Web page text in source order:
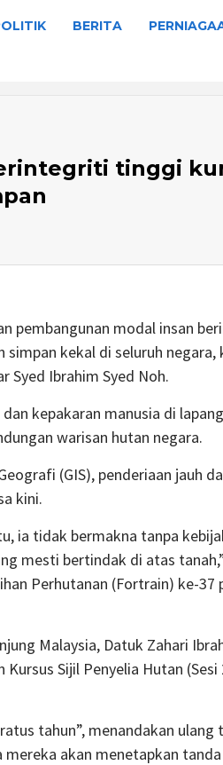
BERITA
tinggi
pembangunan modal insan
kekal di seluruh negara,
Syed Ibrahim Syed Noh.
kepakaran manusia di
warisan hutan negara.
(GIS), penderiaan jauh
kini.
ia tidak bermakna tanpa
mesti bertindak di atas
Perhutanan (Fortrain) ke-37
Malaysia, Datuk Zahari
Sijil Penyelia Hutan (Sesi
tahun”, menandakan ulang
akan menetapkan